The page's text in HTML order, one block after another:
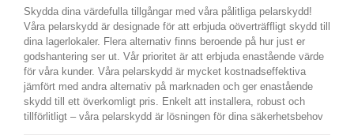
Skydda dina värdefulla tillgångar med våra pålitliga pelarskydd!
Våra pelarskydd är designade för att erbjuda oöverträffligt skydd till
dina lagerlokaler. Flera alternativ finns beroende på hur just er
godshantering ser ut. Vår prioritet är att erbjuda enastående värde
för våra kunder. Våra pelarskydd är mycket kostnadseffektiva
jämfört med andra alternativ på marknaden och ger enastående
skydd till ett överkomligt pris. Enkelt att installera, robust och
tillförlitligt – våra pelarskydd är lösningen för dina säkerhetsbehov